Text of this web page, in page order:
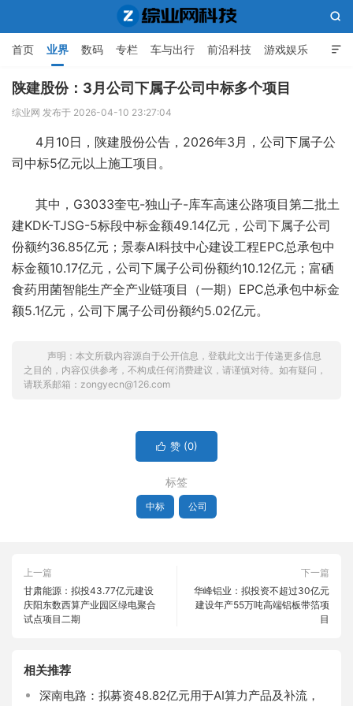

首页 业界 数码 专栏 车与出行 前沿科技 游戏娱乐
人工智能

陕建股份：3月公司下属子公司中标多个项目
综业网 发布于 2026-04-10 23:27:04
4月10日，陕建股份公告，2026年3月，公司下属子公
司中标5亿元以上施工项目。
其中，G3033奎屯-独山子-库车高速公路项目第二批土
建KDK-TJSG-5标段中标金额49.14亿元，公司下属子公司
份额约36.85亿元；景泰AI科技中心建设工程EPC总承包中
标金额10.17亿元，公司下属子公司份额约10.12亿元；富硒
食药用菌智能生产全产业链项目（一期）EPC总承包中标金
额5.1亿元，公司下属子公司份额约5.02亿元。
声明：本文所载内容源自于公开信息，登载此文出于传递更多信息
之目的，内容仅供参考，不构成任何消费建议，请谨慎对待。如有疑问，
请联系邮箱：zongyecn@126.com
 赞 (0)
标签
中标 公司
上一篇
甘肃能源：拟投43.77亿元建设
庆阳东数西算产业园区绿电聚合
试点项目二期
下一篇
华峰铝业：拟投资不超过30亿元
建设年产55万吨高端铝板带箔项
目
相关推荐
深南电路：拟募资48.82亿元用于AI算力产品及补流，